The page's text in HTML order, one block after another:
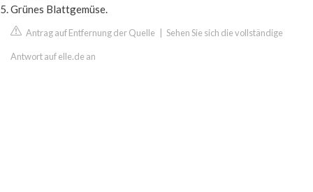
Grünes Blattgemüse.
Antrag auf Entfernung der Quelle Sehen Sie sich die vollständige
Antwort auf elle.de an